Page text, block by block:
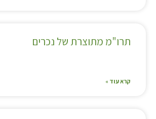
תרו"מ מתוצרת של נכרים
קרא עוד »